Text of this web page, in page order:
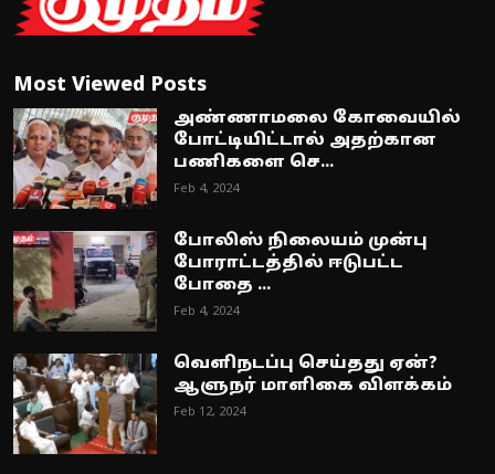
Most Viewed Posts
அண்ணாமலை கோவையில்
போட்டியிட்டால் அதற்கான
பணிகளை செ...
Feb 4, 2024
போலிஸ் நிலையம் முன்பு
போராட்டத்தில் ஈடுபட்ட
போதை ...
Feb 4, 2024
வெளிநடப்பு செய்தது ஏன்?
ஆளுநர் மாளிகை விளக்கம்
Feb 12, 2024